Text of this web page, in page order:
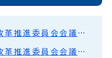
第81回室蘭市行政改革推進委員会会議録（要旨）
第80回室蘭市行政改革推進委員会会議録（要旨）